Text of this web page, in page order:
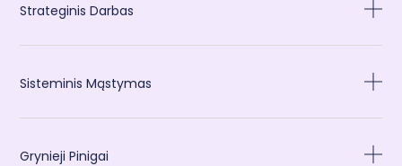
Strateginis Darbas
Sisteminis Mąstymas
Grynieji Pinigai